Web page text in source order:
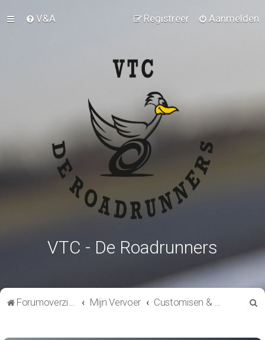
V&A Aanmelden
Registreer
VTC - De Roadrunners
Forumoverzicht Mijn Vervoer Customisen & updaten